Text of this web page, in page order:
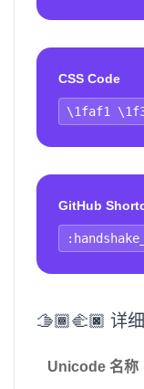
CSS Code
GitHub
🫱🏾‍🫲🏿 详
Unicode 名称